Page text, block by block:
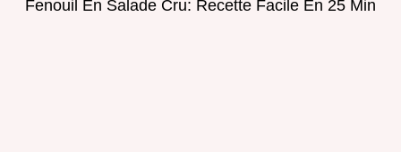
Fenouil En Salade Cru: Recette Facile En 25 Min